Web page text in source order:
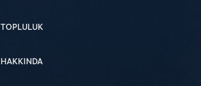
TOPLULUK
HAKKINDA